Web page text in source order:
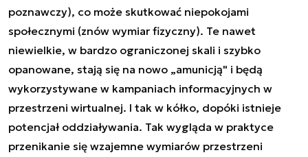
poznawczy), co może skutkować niepokojami
społecznymi (znów wymiar fizyczny). Te nawet
niewielkie, w bardzo ograniczonej skali i szybko
opanowane, stają się na nowo „amunicją" i będą
wykorzystywane w kampaniach informacyjnych w
przestrzeni wirtualnej. I tak w kółko, dopóki istnieje
potencjał oddziaływania. Tak wygląda w praktyce
przenikanie się wzajemne wymiarów przestrzeni